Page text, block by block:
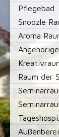
Pflegebad
Snoozle
Aroma
Raum der